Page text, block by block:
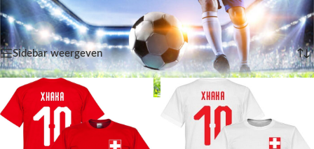
Resultaat 113461–113472 van de 113472 resultaten wordt
getoond
Sidebar weergeven